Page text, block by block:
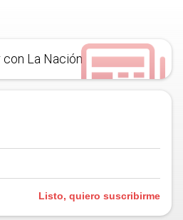
La Nación
Listo, quiero suscribirme